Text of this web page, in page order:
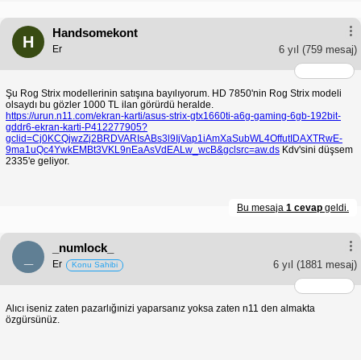
H
Handsomekont
6 yıl (759 mesaj)
Er
Şu Rog Strix modellerinin satışına bayılıyorum. HD 7850'nin Rog Strix modeli
olsaydı bu gözler 1000 TL ilan görürdü heralde.
https://urun.n11.com/ekran-karti/asus-strix-gtx1660ti-a6g-gaming-6gb-192bit-
gddr6-ekran-karti-P412277905?
gclid=Cj0KCQjwzZj2BRDVARIsABs3l9IjVap1iAmXaSubWL4OffutIDAXTRwE-
9ma1uQc4YwkEMBt3VKL9nEaAsVdEALw_wcB&gclsrc=aw.ds Kdv'sini düşsem
2335'e geliyor.
Bu mesaja 1 cevap geldi.
_numlock_
6 yıl (1881 mesaj)
Er Konu Sahibi
Alıcı iseniz zaten pazarlığınizi yaparsanız yoksa zaten n11 den almakta
özgürsünüz.